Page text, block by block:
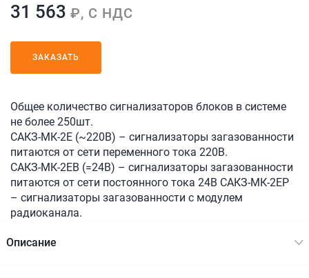
31 563 ₽, С НДС
ЗАКАЗАТЬ
Общее количество сигнализаторов блоков в системе
не более 250шт.
САКЗ-МК-2Е (~220В) – сигнализаторы загазованности
питаются от сети переменного тока 220В.
САКЗ-МК-2ЕВ (=24В) – сигнализаторы загазованности
питаются от сети постоянного тока 24В САКЗ-МК-2ЕР
– сигнализаторы загазованности с модулем
радиоканала.
Описание